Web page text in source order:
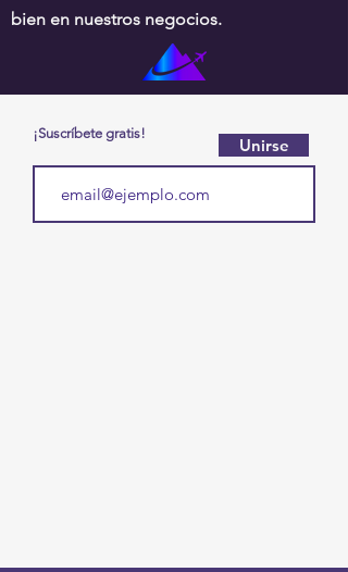
bien en nuestros negocios.
¡Suscríbete gratis!
Unirse